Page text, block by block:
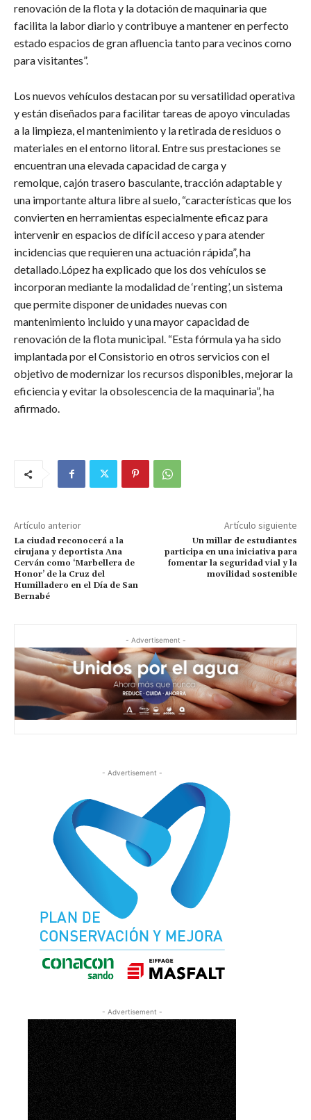
renovación de la flota y la dotación de maquinaria que
facilita la labor diario y contribuye a mantener en perfecto
estado espacios de gran afluencia tanto para vecinos como
para visitantes”.
Los nuevos vehículos destacan por su versatilidad operativa
y están diseñados para facilitar tareas de apoyo vinculadas
a la limpieza, el mantenimiento y la retirada de residuos o
materiales en el entorno litoral. Entre sus prestaciones se
encuentran una elevada capacidad de carga y
remolque, cajón trasero basculante, tracción adaptable y
una importante altura libre al suelo, “características que los
convierten en herramientas especialmente eficaz para
intervenir en espacios de difícil acceso y para atender
incidencias que requieren una actuación rápida”, ha
detallado.López ha explicado que los dos vehículos se
incorporan mediante la modalidad de ‘renting’, un sistema
que permite disponer de unidades nuevas con
mantenimiento incluido y una mayor capacidad de
renovación de la flota municipal. “Esta fórmula ya ha sido
implantada por el Consistorio en otros servicios con el
objetivo de modernizar los recursos disponibles, mejorar la
eficiencia y evitar la obsolescencia de la maquinaria”, ha
afirmado.
Artículo anterior
La ciudad reconocerá a la
cirujana y deportista Ana
Cerván como ‘Marbellera de
Honor’ de la Cruz del
Humilladero en el Día de San
Bernabé
Artículo siguiente
Un millar de estudiantes
participa en una iniciativa para
fomentar la seguridad vial y la
movilidad sostenible
- Advertisement -
- Advertisement -
- Advertisement -